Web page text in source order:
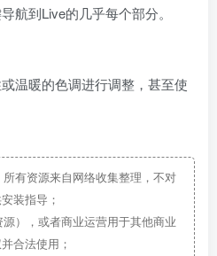
航到Live的几乎每个部分。
温暖的色调进行调整，甚至使
有资源来自网络收集整理，不对
装指导；
），或者商业运营用于其他商业
合法使用；